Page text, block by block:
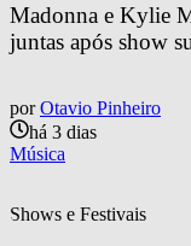
Madonna e Kylie
juntas após show
por Otavio Pinheiro
há 3 dias
Música
Shows e Festivais